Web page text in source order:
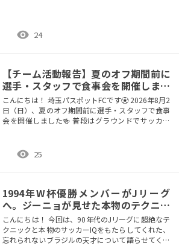
ついて発信していきたいと思います。 試合前日で大
切なこと 「睡眠」 「栄養」 「疲労を抜く」 「メン
visibility 24
【チーム活動報告】夏のオフ期間前に
選手・スタッフで食事会を開催しまし
た！
こんにちは！ 埼玉パスポットFCです⚽️ 2026年8月2
日（日）、夏のオフ期間前に選手・スタッフで食事
会を開催しました🍻 普段はグラウンドでサッカー
た。 サッカーの話はもちろん、普段なかなか話せ
ないことやチームのこれからについて語り合い、選
visibility 25
1994年W杯優勝メンバーがJリーグ
へ。ジーニョが見せた本物のテクニッ
クと戦術眼
こんにちは！ 今回は、90年代のJリーグに超絶なテ
クニックと本物のサッカーIQをもたらしてくれた、
忘れられないブラジルの天才について語らせてくだ